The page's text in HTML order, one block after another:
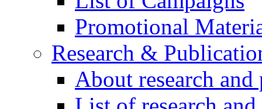
Promotional
Research &
About research